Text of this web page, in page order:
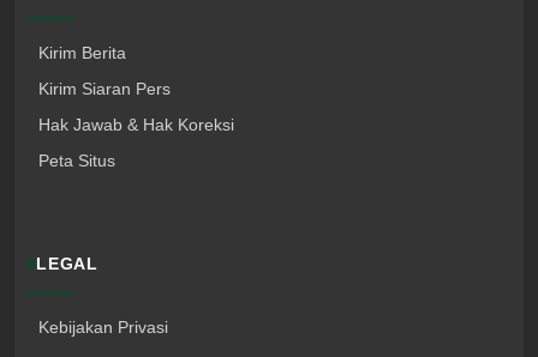
Kirim Berita
Kirim Siaran Pers
Hak Jawab & Hak Koreksi
Peta Situs
LEGAL
Kebijakan Privasi